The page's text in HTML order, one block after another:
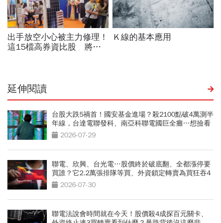
延伸閱讀
台股大跌5禍首！國安基金進場？殺2100點破4萬測半
年線，台達電聯發科、南亞科聯電國巨全癱…想撿看
3訊號2026-07-29
聯電、欣興、台光電…股價終於破底翻、全都漲停要
買誰？它2.2萬張排隊等買、外資鎖定轉賣為買狂吞4
萬張2026-07-30
聯電法說會時間就在今天！股價殺4成探百元關卡、